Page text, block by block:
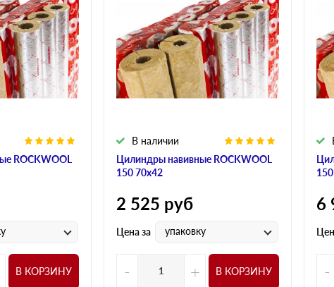
ROCKWOOL
В КОРЗИНУ
Цилиндры навивные ROCKWOOL
150 70х42
В наличии
2 525 руб
Цена за упаковку
- + В КОРЗИНУ
6
-